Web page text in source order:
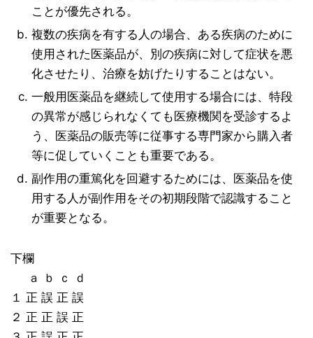
ことが優先される。
複数の疾病を有する人の場合、ある疾病のために
使用された医薬品が、別の疾病に対して症状を悪
化させたり、治療を妨げたりすることはない。
一般用医薬品を継続して使用する場合には、特段
の異常が感じられなくても医療機関を受診するよ
う、医薬品の販売等に従事する専門家から購入者
等に促していくことも重要である。
副作用の重篤化を回避するためには、医薬品を使
用する人が副作用をその初期段階で認識すること
が重要となる。
下欄
ａ ｂ ｃ ｄ
１ 正 誤 正 誤
２ 正 正 誤 正